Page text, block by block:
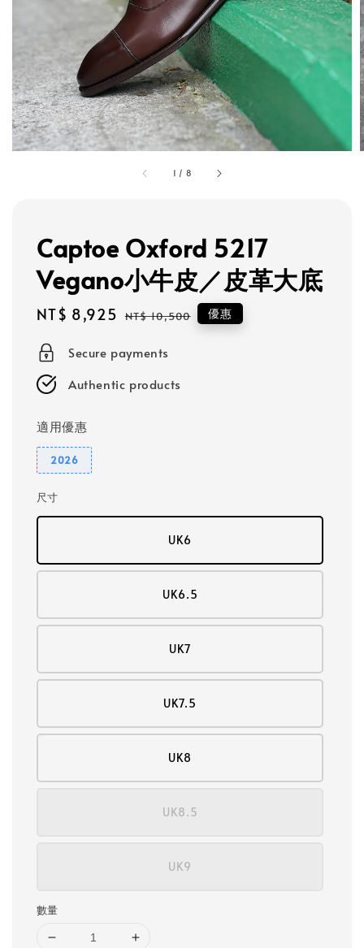
1 / 8
Captoe Oxford 5217
Vegano小牛皮／皮革大底
Sale
NT$ 8,925 Regular
NT$ 10,500 優惠
Secure payments
Authentic products
適用優惠
2026
尺寸
UK6
UK6.5
UK7
UK7.5
UK8
UK8.5
UK9
數量